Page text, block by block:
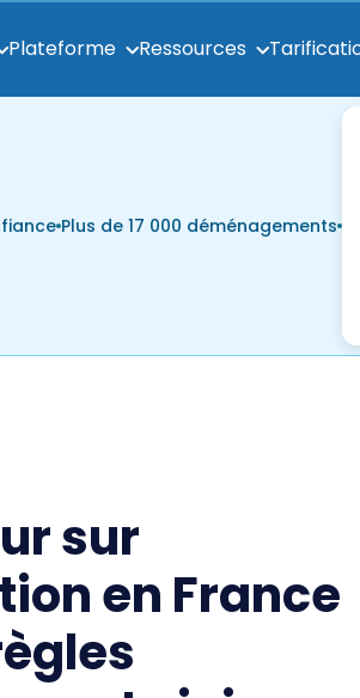
Plateforme Ressources
Plus de 17 000 déménagements
sur
en France